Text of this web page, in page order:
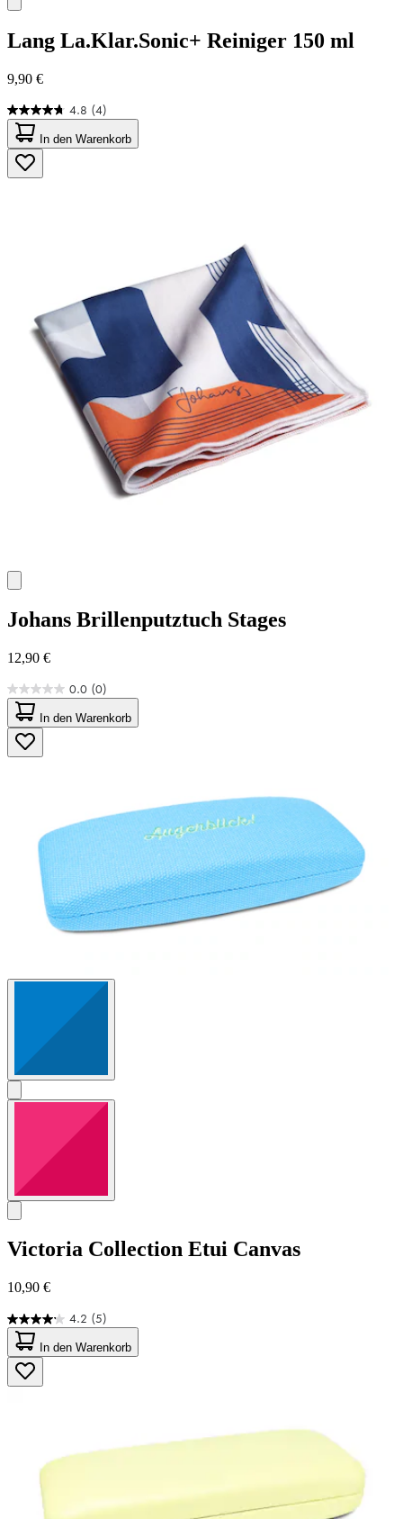
Lang La.Klar.Sonic+ Reiniger 150 ml
9,90 €
4.8 (4)
4.8
von
5
Sternen.
4
In den Warenkorb
Johans Brillenputztuch Stages
12,90 €
0.0 (0)
0.0
von
5
Sternen.
In den Warenkorb
Victoria Collection Etui Canvas
10,90 €
4.2 (5)
4.2
von
5
Sternen.
5
In den Warenkorb